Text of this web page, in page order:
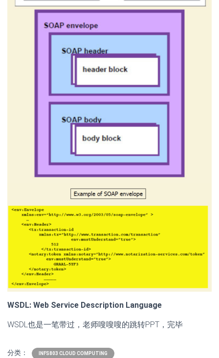
WSDL: Web Service Description Language
WSDL也是一笔带过，老师嗖嗖嗖的跳转PPT，完毕
分类： INFS803 CLOUD COMPUTING